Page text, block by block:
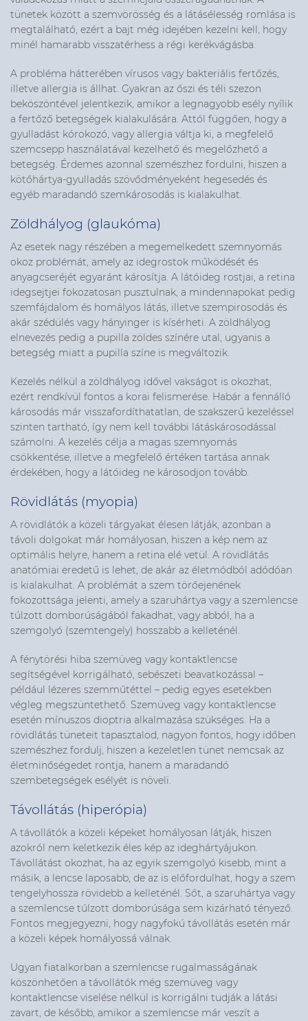
tünetek között a szemvörösség és a látásélesség romlása is
megtalálható, ezért a bajt még idejében kezelni kell, hogy
minél hamarabb visszatérhess a régi kerékvágásba.
A probléma hátterében vírusos vagy bakteriális fertőzés,
illetve allergia is állhat. Gyakran az őszi és téli szezon
beköszöntével jelentkezik, amikor a legnagyobb esély nyílik
a fertőző betegségek kialakulására. Attól függően, hogy a
gyulladást kórokozó, vagy allergia váltja ki, a megfelelő
szemcsepp használatával kezelhető és megelőzhető a
betegség. Érdemes azonnal szemészhez fordulni, hiszen a
kötőhártya-gyulladás szövődményeként hegesedés és
egyéb maradandó szemkárosodás is kialakulhat.
Zöldhályog (glaukóma)
Az esetek nagy részében a megemelkedett szemnyomás
okoz problémát, amely az idegrostok működését és
anyagcseréjét egyaránt károsítja. A látóideg rostjai, a retina
idegsejtjei fokozatosan pusztulnak, a mindennapokat pedig
szemfájdalom és homályos látás, illetve szempirosodás és
akár szédülés vagy hányinger is kísérheti. A zöldhályog
elnevezés pedig a pupilla zöldes színére utal, ugyanis a
betegség miatt a pupilla színe is megváltozik.
Kezelés nélkül a zöldhályog idővel vakságot is okozhat,
ezért rendkívül fontos a korai felismerése. Habár a fennálló
károsodás már visszafordíthatatlan, de szakszerű kezeléssel
szinten tartható, így nem kell további látáskárosodással
számolni. A kezelés célja a magas szemnyomás
csökkentése, illetve a megfelelő értéken tartása annak
érdekében, hogy a látóideg ne károsodjon tovább.
Rövidlátás (myopia)
A rövidlátók a közeli tárgyakat élesen látják, azonban a
távoli dolgokat már homályosan, hiszen a kép nem az
optimális helyre, hanem a retina elé vetül. A rövidlátás
anatómiai eredetű is lehet, de akár az életmódból adódóan
is kialakulhat. A problémát a szem törőejenének
fokozottsága jelenti, amely a szaruhártya vagy a szemlencse
túlzott domborúságából fakadhat, vagy abból, ha a
szemgolyó (szemtengely) hosszabb a kelleténél.
A fénytörési hiba szemüveg vagy kontaktlencse
segítségével korrigálható, sebészeti beavatkozással –
például lézeres szemműtéttel – pedig egyes esetekben
végleg megszüntethető. Szemüveg vagy kontaktlencse
esetén mínuszos dioptria alkalmazása szükséges. Ha a
rövidlátás tüneteit tapasztalod, nagyon fontos, hogy időben
szemészhez fordulj, hiszen a kezeletlen tünet nemcsak az
életminőségedet rontja, hanem a maradandó
szembetegségek esélyét is növeli.
Távollátás (hiperópia)
A távollátók a közeli képeket homályosan látják, hiszen
azokról nem keletkezik éles kép az ideghártyájukon.
Távollátást okozhat, ha az egyik szemgolyó kisebb, mint a
másik, a lencse laposabb, de az is előfordulhat, hogy a szem
tengelyhossza rövidebb a kelleténél. Sőt, a szaruhártya vagy
a szemlencse túlzott domborúsága sem kizárható tényező.
Fontos megjegyezni, hogy nagyfokú távollátás esetén már
a közeli képek homályossá válnak.
Ugyan fiatalkorban a szemlencse rugalmasságának
köszönhetően a távollátók még szemüveg vagy
kontaktlencse viselése nélkül is korrigálni tudják a látási
zavart, de később, amikor a szemlencse már veszít a